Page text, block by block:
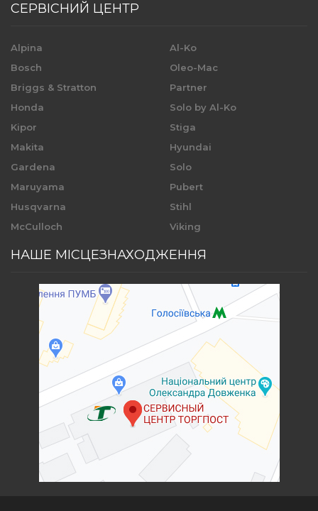
СЕРВІСНИЙ ЦЕНТР
Alpina
Bosch
Briggs & Stratton
Honda
Kipor
Makita
Gardena
Maruyama
Husqvarna
McCulloch
Al-Ko
Oleo-Mac
Partner
Solo by Al-Ko
Stiga
Hyundai
Solo
Pubert
Stihl
Viking
НАШЕ МІСЦЕЗНАХОДЖЕННЯ